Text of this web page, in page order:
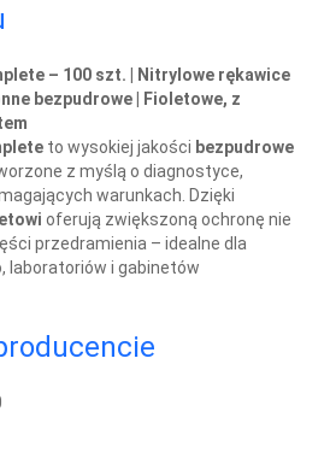
– 100 szt. | Nitrylowe rękawice
bezpudrowe | Fioletowe, z
to wysokiej jakości bezpudrowe
z myślą o diagnostyce,
warunkach. Dzięki
oferują zwiększoną ochronę nie
przedramienia – idealne dla
laboratoriów i gabinetów